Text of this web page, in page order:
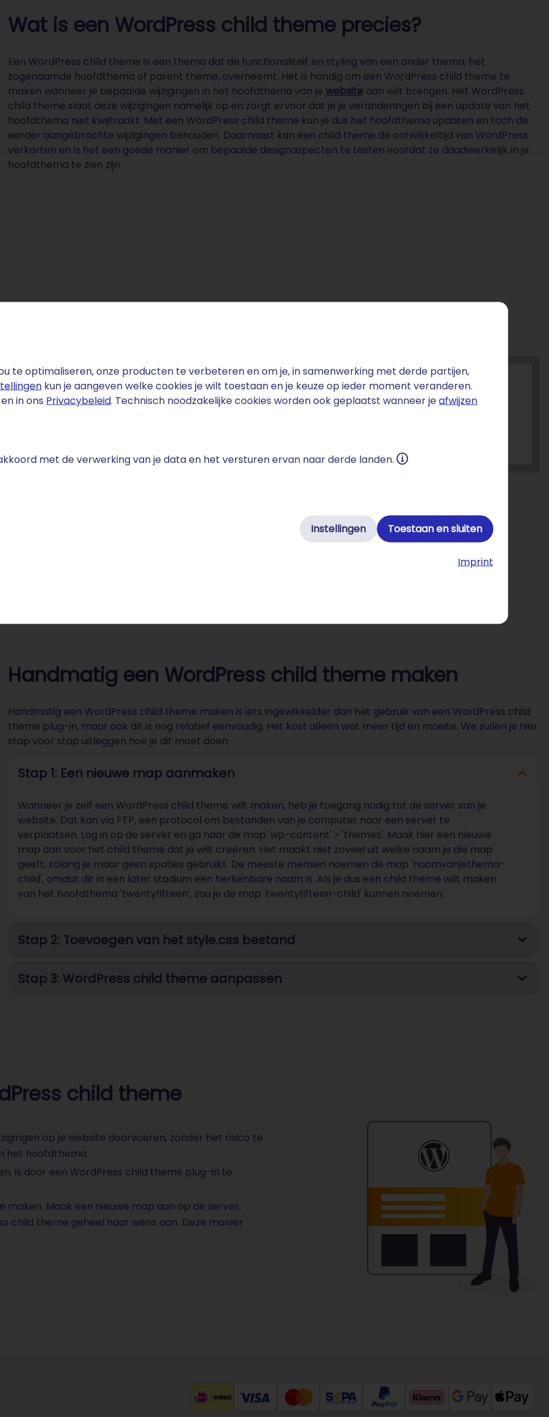
te optimaliseren, onze producten te verbeteren en om je, in samenwerking met derde partijen,
kun je aangeven welke cookies je wilt toestaan en je keuze op ieder moment veranderen.
en in ons Privacybeleid. Technisch noodzakelijke cookies worden ook geplaatst wanneer jeafwijzen
met de verwerking van je data en het versturen ervan naar derde landen.
Instellingen Toestaan en sluiten
Imprint
Wat is een WordPress child theme precies?
Een WordPress child theme is een thema dat de functionaliteit en styling van een ander thema, het
zogenaamde hoofdthema of parent theme, overneemt. Het is handig om een WordPress child theme te
maken wanneer je bepaalde wijzigingen in het hoofdthema van je website aan wilt brengen. Het WordPress
child theme slaat deze wijzigingen namelijk op en zorgt ervoor dat je je veranderingen bij een update van het
hoofdthema niet kwijtraakt. Met een WordPress child theme kun je dus het hoofdthema updaten en toch de
eerder aangebrachte wijzigingen behouden. Daarnaast kan een child theme de ontwikkeltijd van WordPress
verkorten en is het een goede manier om bepaalde designaspecten te testen voordat ze daadwerkelijk in je
hoofdthema te zien zijn.
met WordPress?
manieren. Er bestaat een speciale
snel een child theme kunt maken, maar je kunt ook
in
maken, is door een speciaal hiervoor ontwikkelde
op de markt, die vergelijkbaar werken. Een goed
in gebruik is. Je kunt deze plug-in (of één
vanuit je admin dashboard. Na de installatie van de
'Child Theme' verschijnen.
het thema, een beschrijving van het thema en je
'Create Child'. WordPress maakt nu het child theme
gemaakte child theme is ook direct geactiveerd en
plug-in weer verwijderen, want deze heb je na
Handmatig een WordPress child theme maken
Handmatig een WordPress child theme maken is iets ingewikkelder dan het gebruik van een WordPress child
theme plug-in, maar ook dit is nog relatief eenvoudig. Het kost alleen wat meer tijd en moeite. We zullen je hier
stap voor stap uitleggen hoe je dit moet doen.
Stap 1: Een nieuwe map aanmaken
Wanneer je zelf een WordPress child theme wilt maken, heb je toegang nodig tot de server van je
website. Dat kan via FTP, een protocol om bestanden van je computer naar een server te
verplaatsen. Log in op de server en ga naar de map 'wp-content' > 'themes'. Maak hier een nieuwe
map aan voor het child theme dat je wilt creëren. Het maakt niet zoveel uit welke naam je die map
geeft, zolang je maar geen spaties gebruikt. De meeste mensen noemen de map 'naamvanjethema-
child', omdat dit in een later stadium een herkenbare naam is. Als je dus een child theme wilt maken
van het hoofdthema 'twentyfifteen', zou je de map 'twentyfifteen-child' kunnen noemen.
Stap 2: Toevoegen van het style.css bestand
Stap 3: WordPress child theme aanpassen
child theme
op je website doorvoeren, zonder het risico te
het hoofdthema.
is door een WordPress child theme plug-in te
Maak een nieuwe map aan op de server,
child theme geheel naar wens aan. Deze manier